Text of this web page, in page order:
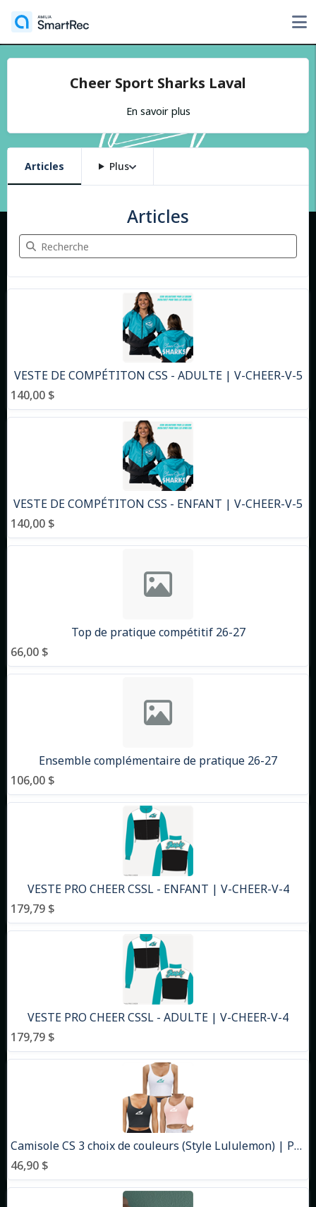
Cheer Sport Sharks Laval
En savoir plus
Articles Plus
Articles
Recherche Articles
VESTE DE COMPÉTITON CSS - ADULTE | V-CHEER-V-5
140,00 $
VESTE DE COMPÉTITON CSS - ENFANT | V-CHEER-V-5
140,00 $
Top de pratique compétitif 26-27
66,00 $
Ensemble complémentaire de pratique 26-27
106,00 $
VESTE PRO CHEER CSSL - ENFANT | V-CHEER-V-4
179,79 $
VESTE PRO CHEER CSSL - ADULTE | V-CHEER-V-4
179,79 $
Camisole CS 3 choix de couleurs (Style Lululemon) | PRODUIT MAISON
46,90 $
9 articles